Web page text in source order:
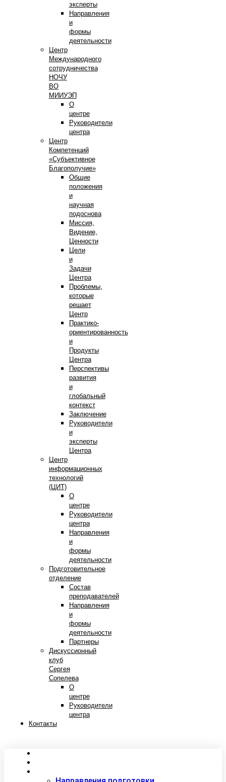
эксперты
Направления
и
формы
деятельности
Центр
Международного
сотрудничества
НОЧУ
ВО
МИИУЭП
О
центре
Руководители
центра
Центр
Компетенций
«Субъективное
Благополучие»
Общие
положения
и
научная
подоснова
Миссия,
Видение,
Ценности
Цели
и
Задачи
Центра
Проблемы,
которые
решает
Центр
Практико-
ориентированность
и
Продукты
Центра
Перспективы
развития
и
глобальный
контекст
Заключение
Руководители
и
эксперты
Центра
Центр
информационных
технологий
(ЦИТ)
О
центре
Руководители
центра
Направления
и
формы
деятельности
Подготовительное
отделение
Состав
преподавателей
Направления
и
формы
деятельности
Партнеры
Дискуссионный
клуб
Сергея
Сопелева
О
центре
Руководители
центра
Контакты